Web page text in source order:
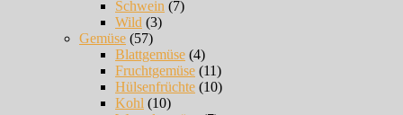
Schwein (7)
Wild (3)
Gemüse (57)
Blattgemüse (4)
Fruchtgemüse (11)
Hülsenfrüchte (10)
Kohl (10)